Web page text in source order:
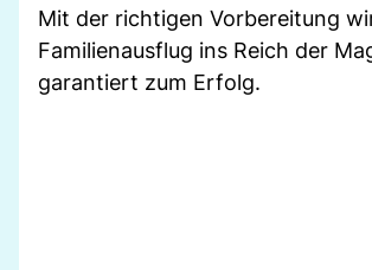
Mit der richtigen Vorbereitung
Familienausflug ins Reich der
garantiert zum Erfolg.